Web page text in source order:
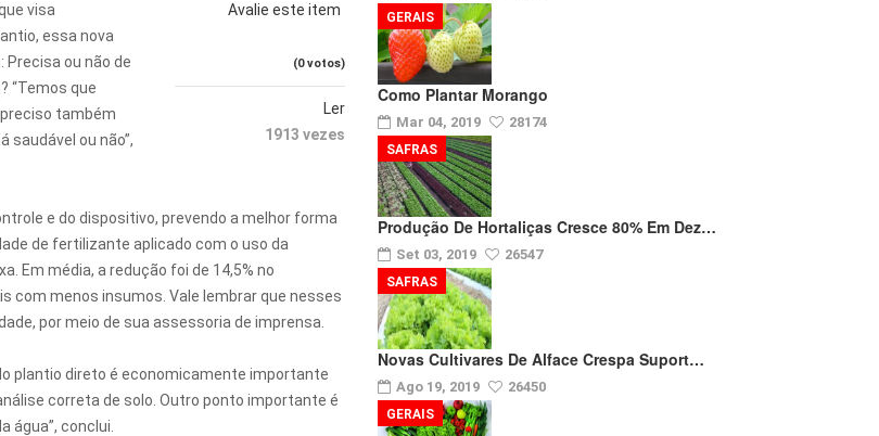
Avalie este item
(0 votos)
Ler
1913 vezes
visa
essa nova
ou não de
“Temos que
também
saudável ou não”,
e do dispositivo, prevendo a melhor forma
de fertilizante aplicado com o uso da
Em média, a redução foi de 14,5% no
com menos insumos. Vale lembrar que nesses
por meio de sua assessoria de imprensa.
plantio direto é economicamente importante
correta de solo. Outro ponto importante é
água”, conclui.
Como Plantar Morango
Mar 04, 2019 28174
GERAIS
Produção De Hortaliças Cresce 80% Em Dez…
Set 03, 2019 26547
SAFRAS
Novas Cultivares De Alface Crespa Suport…
Ago 19, 2019 26450
SAFRAS
GERAIS